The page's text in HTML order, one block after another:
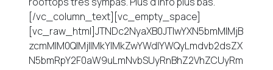
[/vc_column_text][vc_empty_space]
[vc_raw_html]JTNDc2NyaXB0JTIwYXN5bmMlMjB
zcmMlM0QlMjIlMkYlMkZwYWdlYWQyLmdvb2dsZX
N5bmRpY2F0aW9uLmNvbSUyRnBhZ2VhZCUyRm